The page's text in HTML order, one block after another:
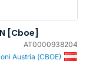
[Cboe]
AT0000938204
Austria (CBOE)